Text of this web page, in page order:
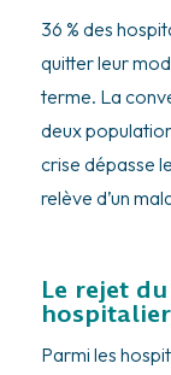
36 % des
quitter leur
terme. La
deux
crise dépasse
relève d’un
Le rejet
Parmi les